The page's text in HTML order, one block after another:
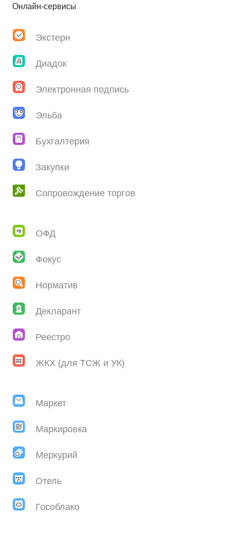
Онлайн-сервисы
Экстерн
Диадок
Электронная подпись
Эльба
Бухгалтерия
Закупки
Сопровождение торгов
ОФД
Фокус
Норматив
Декларант
Реестро
ЖКХ (для ТСЖ и УК)
Маркет
Маркировка
Меркурий
Отель
Гособлако